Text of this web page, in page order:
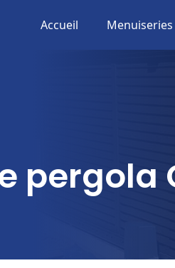
Accueil Menuiseries